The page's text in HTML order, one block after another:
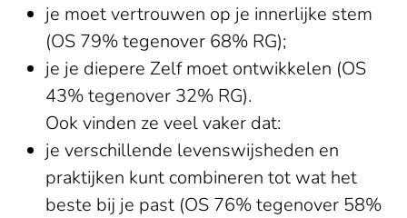
je moet vertrouwen op je innerlijke stem
(OS 79% tegenover 68% RG);
je je diepere Zelf moet ontwikkelen (OS
43% tegenover 32% RG).
Ook vinden ze veel vaker dat:
je verschillende levenswijsheden en
praktijken kunt combineren tot wat het
beste bij je past (OS 76% tegenover 58%